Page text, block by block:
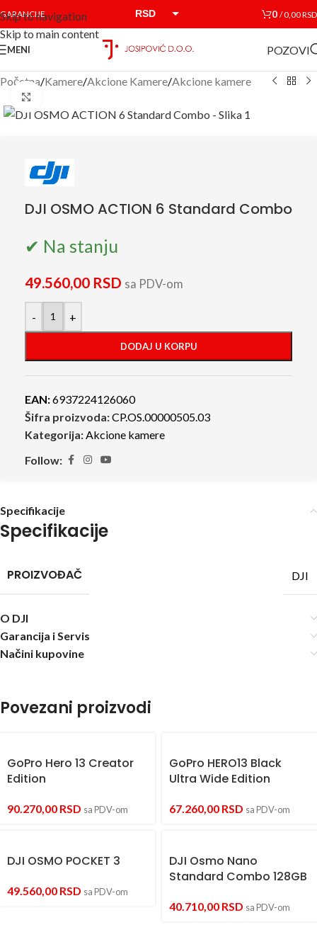
Skip to navigation
Skip to main content
GARANCIJE RSD 0 /0,00RSD
MENI POZOVI
Početna/Kamere/Akcione Kamere/Akcione kamere
DJI OSMO ACTION 6 Standard Combo
✔ Na stanju
49.560,00 RSD sa PDV-om
- +
DODAJ U KORPU
EAN:6937224126060
Šifra proizvoda:CP.OS.00000505.03
Kategorija:Akcione kamere
Follow:
Specifikacije
Specifikacije
PROIZVOĐAČ DJI
O DJI
Garancija i Servis
Načini kupovine
Povezani proizvodi
GoPro Hero 13 Creator
Edition
90.270,00 RSD sa PDV-om
GoPro HERO13 Black
Ultra Wide Edition
67.260,00 RSD sa PDV-om
DJI OSMO POCKET 3
49.560,00 RSD sa PDV-om
DJI Osmo Nano
Standard Combo 128GB
40.710,00 RSD sa PDV-om